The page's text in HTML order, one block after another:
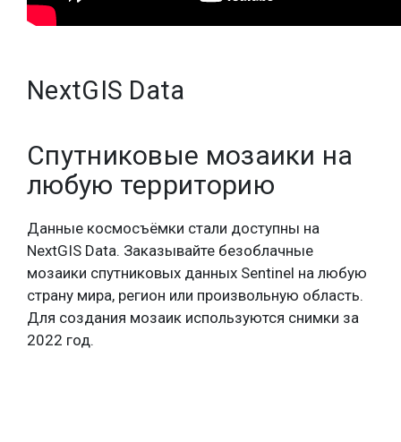
NextGIS Data
Спутниковые мозаики на
любую территорию
Данные космосъёмки стали доступны на
NextGIS Data. Заказывайте безоблачные
мозаики спутниковых данных Sentinel на любую
страну мира, регион или произвольную область.
Для создания мозаик используются снимки за
2022 год.